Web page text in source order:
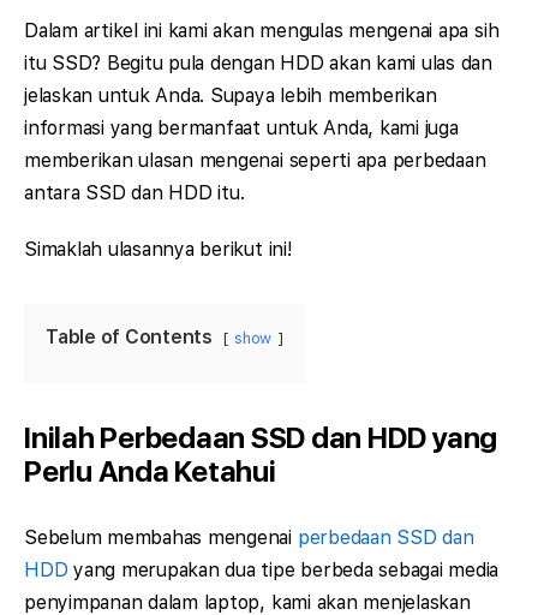
Dalam artikel ini kami akan mengulas mengenai apa sih
itu SSD? Begitu pula dengan HDD akan kami ulas dan
jelaskan untuk Anda. Supaya lebih memberikan
informasi yang bermanfaat untuk Anda, kami juga
memberikan ulasan mengenai seperti apa perbedaan
antara SSD dan HDD itu.
Simaklah ulasannya berikut ini!
Table of Contents show
Inilah Perbedaan SSD dan HDD yang
Perlu Anda Ketahui
Sebelum membahas mengenai perbedaan SSD dan
HDD yang merupakan dua tipe berbeda sebagai media
penyimpanan dalam laptop, kami akan menjelaskan